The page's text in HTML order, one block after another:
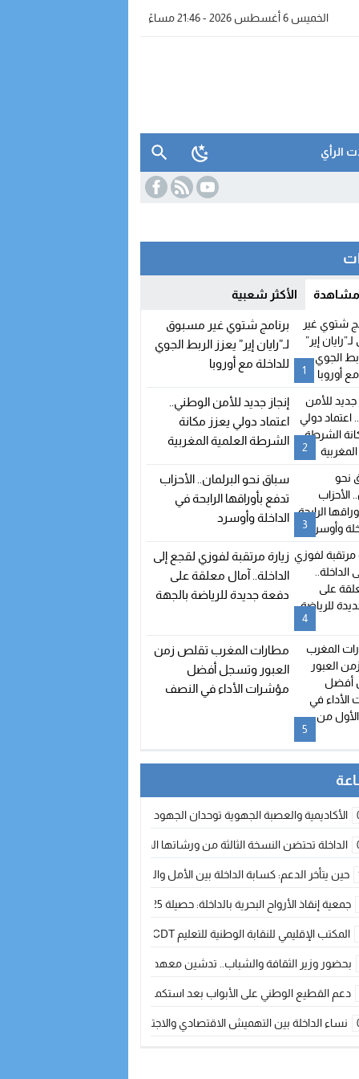
الخميس 6 أغسطس 2026 - 21:46 مساءً
الرأي
بالفنيدق
مشاهدة الأكثر شعبية
1
برنامج شتوي غير مسبوق
لـ”رايان إير” يعزز الربط الجوي
للداخلة مع أوروبا
2
إنجاز جديد للأمن الوطني..
اعتماد دولي يعزز مكانة
الشرطة العلمية المغربية
3
سباق نحو البرلمان.. الأحزاب
تدفع بأوراقها الرابحة في
الداخلة وأوسرد
4
زيارة مرتقبة لفوزي لقجع إلى
الداخلة.. آمال معلقة على
دفعة جديدة للرياضة بالجهة
5
مطارات المغرب تقلص زمن
العبور وتسجل أفضل
مؤشرات الأداء في النصف
الأكاديمية والعصبة الجهوية توحدان الجهود لتطوير الممارسة الكروية بجهة
الداخلة تحتضن النسخة الثالثة من ورشاتها الدولية: تكوين متخصص في التراث
حين يتأخر الدعم: كسابة الداخلة بين الأمل والقلق ؟
جمعية إنقاذ الأرواح البحرية بالداخلة: حصيلة 2025 بين مهام الإنقاذ ومشروع “دار البحار”
المكتب الإقليمي للنقابة الوطنية للتعليم CDT يجتمع مع المدير الإقليمي لمناقشة ملفات جوهرية لنساء ورجال التعليم
بحضور وزير الثقافة والشباب.. تدشين معهد الموسيقى والفنون الكوريغرافية بالداخلة
دعم القطيع الوطني على الأبواب بعد استكمال الترقيم… الفلاحة المغربية
نساء الداخلة بين التهميش الاقتصادي والاجتماعي… في المؤسسات الإنتاجية